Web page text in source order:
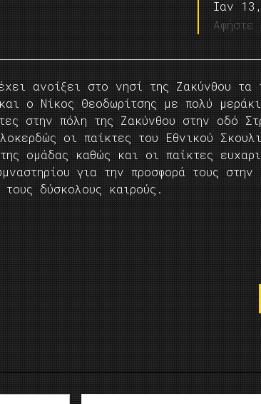
Ιαν
Αφήστε
ανοίξει στο νησί της Ζακύνθου τα
ο Νίκος Θεοδωρίτσης με πολύ
στην πόλη της Ζακύνθου στην οδό
οι παίκτες του Εθνικού
ομάδας καθώς και οι παίκτες
για την προσφορά τους στην
δύσκολους καιρούς.